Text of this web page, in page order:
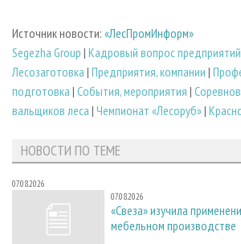
Источник новости: «ЛесПромИнформ»
Segezha Group | Кадровый вопрос
Лесозаготовка | Предприятия, компании |
подготовка | События, мероприятия |
вальщиков леса | Чемпионат «Лесоруб»|
НОВОСТИ ПО ТЕМЕ
07.08.2026
07.08.2026
«Свеза» изучила
мебельном производстве